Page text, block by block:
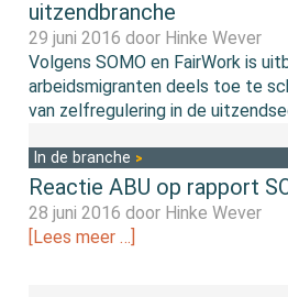
uitzendbranche
29 juni 2016 door Hinke Wever
Volgens SOMO en FairWork is
arbeidsmigranten deels toe te
van zelfregulering in de
In de branche
Reactie ABU op rapport
28 juni 2016 door Hinke Wever
[Lees meer …]